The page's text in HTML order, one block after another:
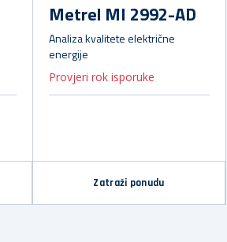
Metrel MI 2992-AD
Analiza kvalitete električne
energije
Provjeri rok isporuke
Zatraži ponudu